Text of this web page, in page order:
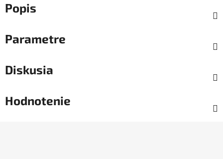
Popis
Parametre
Diskusia
Hodnotenie